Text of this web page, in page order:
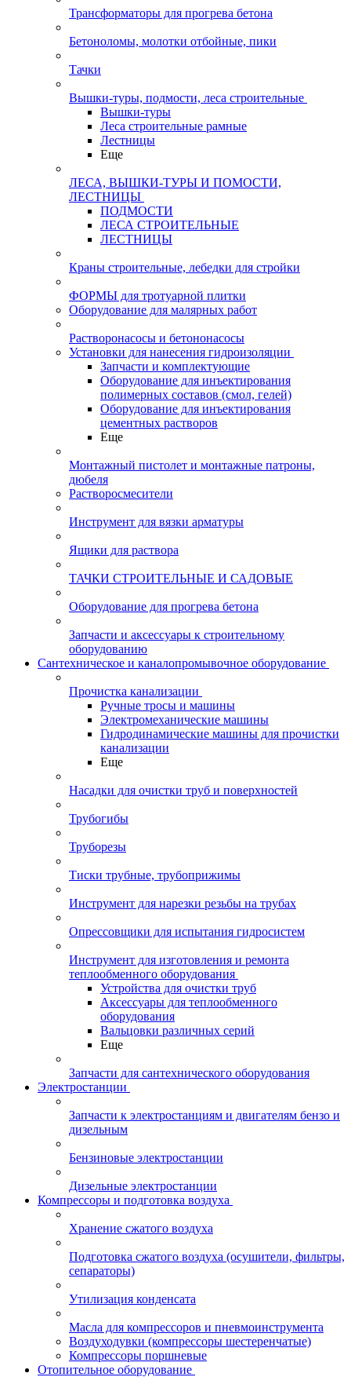
Трансформаторы для прогрева бетона
Бетоноломы, молотки отбойные, пики
Тачки
Вышки-туры, подмости, леса строительные
Вышки-туры
Леса строительные рамные
Лестницы
Еще
ЛЕСА, ВЫШКИ-ТУРЫ И ПОМОСТИ,
ЛЕСТНИЦЫ
ПОДМОСТИ
ЛЕСА СТРОИТЕЛЬНЫЕ
ЛЕСТНИЦЫ
Краны строительные, лебедки для стройки
ФОРМЫ для тротуарной плитки
Оборудование для малярных работ
Растворонасосы и бетононасосы
Установки для нанесения гидроизоляции
Запчасти и комплектующие
Оборудование для инъектирования
полимерных составов (смол, гелей)
Оборудование для инъектирования
цементных растворов
Еще
Монтажный пистолет и монтажные патроны,
дюбеля
Растворосмесители
Инструмент для вязки арматуры
Ящики для раствора
ТАЧКИ СТРОИТЕЛЬНЫЕ И САДОВЫЕ
Оборудование для прогрева бетона
Запчасти и аксессуары к строительному
оборудованию
Сантехническое и каналопромывочное оборудование
Прочистка канализации
Ручные тросы и машины
Электромеханические машины
Гидродинамические машины для прочистки
канализации
Еще
Насадки для очистки труб и поверхностей
Трубогибы
Труборезы
Тиски трубные, трубоприжимы
Инструмент для нарезки резьбы на трубах
Опрессовщики для испытания гидросистем
Инструмент для изготовления и ремонта
теплообменного оборудования
Устройства для очистки труб
Аксессуары для теплообменного
оборудования
Вальцовки различных серий
Еще
Запчасти для сантехнического оборудования
Электростанции
Запчасти к электростанциям и двигателям бензо и
дизельным
Бензиновые электростанции
Дизельные электростанции
Компрессоры и подготовка воздуха
Хранение сжатого воздуха
Подготовка сжатого воздуха (осушители, фильтры,
сепараторы)
Утилизация конденсата
Масла для компрессоров и пневмоинструмента
Воздуходувки (компрессоры шестеренчатые)
Компрессоры поршневые
Отопительное оборудование